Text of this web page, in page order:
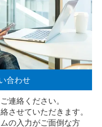
合わせ
連絡ください。
させていただきます。
の入力がご面倒な方